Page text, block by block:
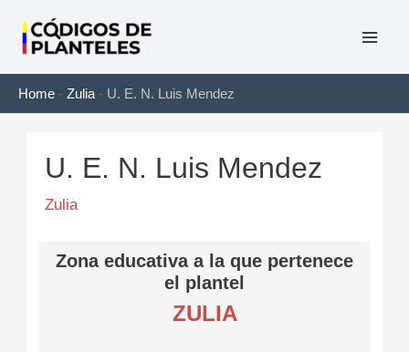
contenido
Home - Zulia - U. E. N. Luis Mendez
U. E. N. Luis Mendez
Zulia
Zona educativa a la que pertenece
el plantel
ZULIA